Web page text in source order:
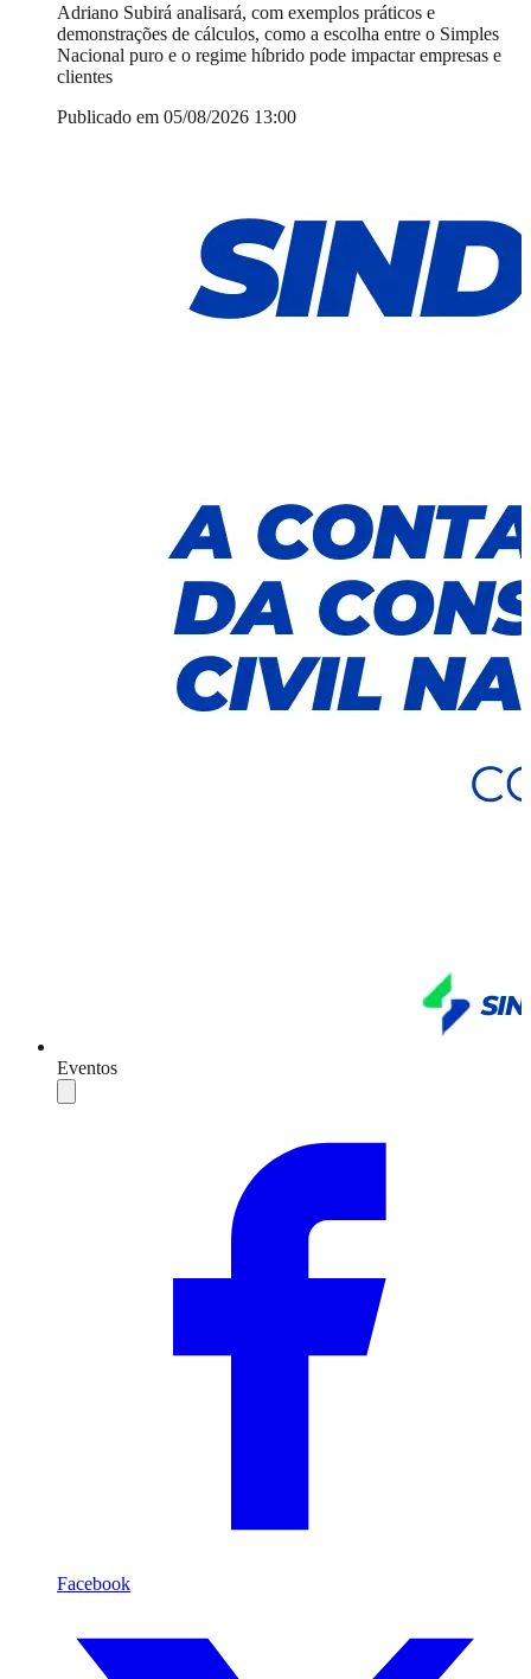
Adriano Subirá analisará, com exemplos práticos e
demonstrações de cálculos, como a escolha entre o Simples
Nacional puro e o regime híbrido pode impactar empresas e
clientes
Publicado em 05/08/2026 13:00
Eventos
Compartilhar
Facebook